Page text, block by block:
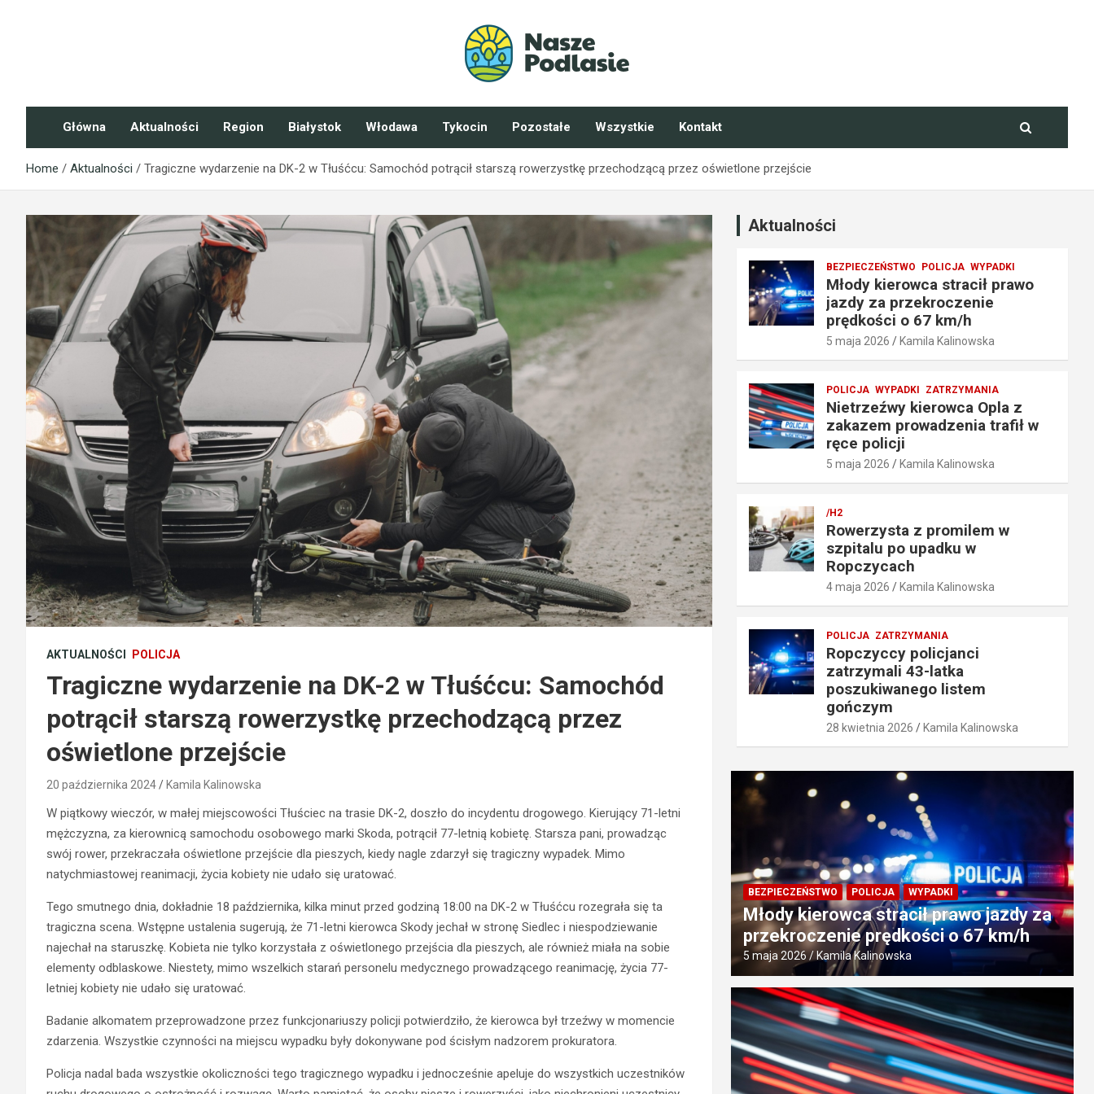
NaszePodlasie.pl
Główna Aktualności Region Białystok Włodawa Tykocin Pozostałe Wszystkie Kontakt
Home Aktualności Tragiczne wydarzenie na DK-2 w Tłuśćcu: Samochód potrącił starszą rowerzystkę przechodzącą przez oświetlone przejście
AKTUALNOŚCI POLICJA
Tragiczne wydarzenie na DK-2 w Tłuśćcu: Samochód
potrącił starszą rowerzystkę przechodzącą przez
oświetlone przejście
20 października 2024 Kamila Kalinowska
W piątkowy wieczór, w małej miejscowości Tłuściec na trasie DK-2, doszło do incydentu drogowego. Kierujący 71-letni
mężczyzna, za kierownicą samochodu osobowego marki Skoda, potrącił 77-letnią kobietę. Starsza pani, prowadząc
swój rower, przekraczała oświetlone przejście dla pieszych, kiedy nagle zdarzył się tragiczny wypadek. Mimo
natychmiastowej reanimacji, życia kobiety nie udało się uratować.
Tego smutnego dnia, dokładnie 18 października, kilka minut przed godziną 18:00 na DK-2 w Tłuśćcu rozegrała się ta
tragiczna scena. Wstępne ustalenia sugerują, że 71-letni kierowca Skody jechał w stronę Siedlec i niespodziewanie
najechał na staruszkę. Kobieta nie tylko korzystała z oświetlonego przejścia dla pieszych, ale również miała na sobie
elementy odblaskowe. Niestety, mimo wszelkich starań personelu medycznego prowadzącego reanimację, życia 77-
letniej kobiety nie udało się uratować.
Badanie alkomatem przeprowadzone przez funkcjonariuszy policji potwierdziło, że kierowca był trzeźwy w momencie
zdarzenia. Wszystkie czynności na miejscu wypadku były dokonywane pod ścisłym nadzorem prokuratora.
Policja nadal bada wszystkie okoliczności tego tragicznego wypadku i jednocześnie apeluje do wszystkich uczestników
Aktualności
BEZPIECZEŃSTWO POLICJA WYPADKI
Młody kierowca stracił prawo
jazdy za przekroczenie
prędkości o 67 km/h
5 maja 2026 Kamila Kalinowska
POLICJA WYPADKI ZATRZYMANIA
Nietrzeźwy kierowca Opla z
zakazem prowadzenia trafił w
ręce policji
5 maja 2026 Kamila Kalinowska
/H2
Rowerzysta z promilem w
szpitalu po upadku w
Ropczycach
4 maja 2026 Kamila Kalinowska
POLICJA ZATRZYMANIA
Ropczyccy policjanci
zatrzymali 43-latka
poszukiwanego listem
gończym
28 kwietnia 2026 Kamila Kalinowska
BEZPIECZEŃSTWO POLICJA WYPADKI
Młody kierowca stracił prawo jazdy za
przekroczenie prędkości o 67 km/h
5 maja 2026 Kamila Kalinowska